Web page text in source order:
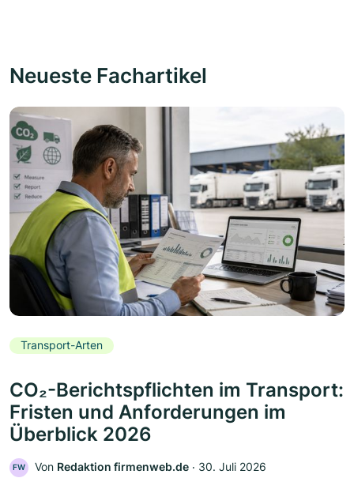
Neueste Fachartikel
Transport-Arten
CO₂-Berichtspflichten im Transport:
Fristen und Anforderungen im
Überblick 2026
FW Von Redaktion firmenweb.de ‧ 30. Juli 2026